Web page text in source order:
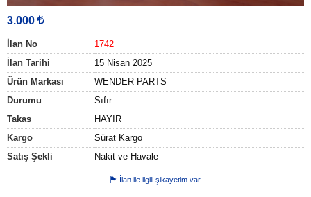
3.000
İlan No
1742
İlan Tarihi
15 Nisan 2025
Ürün Markası
WENDER PARTS
Durumu
Sıfır
Takas
HAYIR
Kargo
Sürat Kargo
Satış Şekli
Nakit ve Havale
İlan ile ilgili şikayetim var